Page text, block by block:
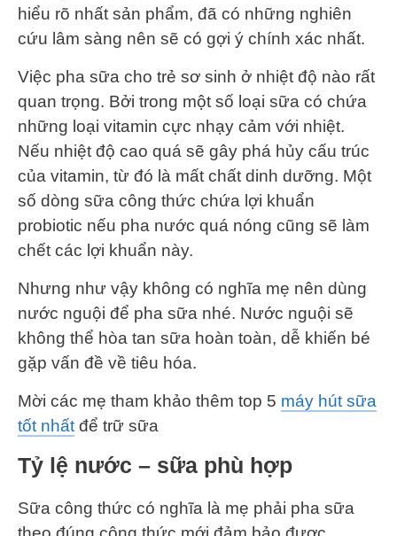
hiểu rõ nhất sản phẩm, đã có những nghiên
cứu lâm sàng nên sẽ có gợi ý chính xác nhất.
Việc pha sữa cho trẻ sơ sinh ở nhiệt độ nào rất
quan trọng. Bởi trong một số loại sữa có chứa
những loại vitamin cực nhạy cảm với nhiệt.
Nếu nhiệt độ cao quá sẽ gây phá hủy cấu trúc
của vitamin, từ đó là mất chất dinh dưỡng. Một
số dòng sữa công thức chứa lợi khuẩn
probiotic nếu pha nước quá nóng cũng sẽ làm
chết các lợi khuẩn này.
Nhưng như vậy không có nghĩa mẹ nên dùng
nước nguội để pha sữa nhé. Nước nguội sẽ
không thể hòa tan sữa hoàn toàn, dễ khiến bé
gặp vấn đề về tiêu hóa.
Mời các mẹ tham khảo thêm top 5 máy hút sữa
tốt nhất để trữ sữa
Tỷ lệ nước – sữa phù hợp
Sữa công thức có nghĩa là mẹ phải pha sữa